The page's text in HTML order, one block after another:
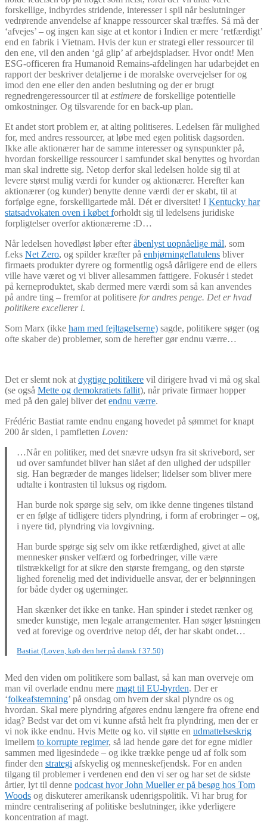
forskellige, indbyrdes stridende, interesser i spil når beslutninger
vedrørende anvendelse af knappe ressourcer skal træffes. Så må der
‘afvejes’ – og ingen kan sige at et kontor i Indien er mere ‘retfærdigt’
end en fabrik i Vietnam. Hvis der kun er strategi eller ressourcer til
den ene, vil den anden ‘gå glip’ af arbejdspladser. Hvor ondt! Men
ESG-officeren fra Humanoid Remains-afdelingen har udarbejdet en
rapport der beskriver detaljerne i de moralske overvejelser for og
imod den ene eller den anden beslutning og der er brugt
regnedrengeressourcer til at estimere de forskellige potentielle
omkostninger. Og tilsvarende for en back-up plan.
Et andet stort problem er, at alting politiseres. Ledelsen får mulighed
for, med andres ressourcer, at løbe med egen politisk dagsorden.
Ikke alle aktionærer har de samme interesser og synspunkter på,
hvordan forskellige ressourcer i samfundet skal benyttes og hvordan
man skal indrette sig. Netop derfor skal ledelsen holde sig til at
levere størst mulig værdi for kunder og aktionærer. Herefter kan
aktionærer (og kunder) benytte denne værdi der er skabt, til at
forfølge egne, forskelligartede mål. Dét er diversitet! I Kentucky har
statsadvokaten oven i købet forholdt sig til ledelsens juridiske
forpligtelser overfor aktionærerne :D…
Når ledelsen hovedløst løber efteråbenlyst uopnåelige mål, som
f.eks Net Zero, og spilder kræfter på enhjørningeflatulens bliver
firmaets produkter dyrere og formentlig også dårligere end de ellers
ville have været og vi bliver allesammen fattigere. Fokusér i stedet
på kerneproduktet, skab dermed mere værdi som så kan anvendes
på andre ting – fremfor at politisere for andres penge. Det er hvad
politikere excellerer i.
Som Marx (ikke ham med fejltagelserne) sagde, politikere søger (og
ofte skaber de) problemer, som de herefter gør endnu værre…
Det er slemt nok at dygtige politikere vil dirigere hvad vi må og skal
(se også Mette og demokratiets fallit), når private firmaer hopper
med på den galej bliver det endnu værre.
Frédéric Bastiat ramte endnu engang hovedet på sømmet for knapt
200 år siden, i pamfletten Loven:
…Når en politiker, med det snævre udsyn fra sit skrivebord, ser
ud over samfundet bliver han slået af den ulighed der udspiller
sig. Han begræder de manges lidelser; lidelser som bliver mere
udtalte i kontrasten til luksus og rigdom.
Han burde nok spørge sig selv, om ikke denne tingenes tilstand
er en følge af tidligere tiders plyndring, i form af erobringer – og,
i nyere tid, plyndring via lovgivning.
Han burde spørge sig selv om ikke retfærdighed, givet at alle
mennesker ønsker velfærd og forbedringer, ville være
tilstrækkeligt for at sikre den største fremgang, og den største
lighed forenelig med det individuelle ansvar, der er belønningen
for både dyder og ugerninger.
Han skænker det ikke en tanke. Han spinder i stedet rænker og
smeder kunstige, men legale arrangementer. Han søger løsningen
ved at forevige og overdrive netop dét, der har skabt ondet…
Bastiat (Loven, køb den her på dansk f 37.50)
Med den viden om politikere som ballast, så kan man overveje om
man vil overlade endnu mere magt til EU-byrden. Der er
‘folkeafstemning’ på onsdag om hvem der skal plyndre os og
hvordan. Skal mere plyndring afgøres endnu længere fra ofrene end
idag? Bedst var det om vi kunne afstå helt fra plyndring, men der er
vi nok ikke endnu. Hvis Mette og ko. vil støtte en udmattelseskrig
imellem to korrupte regimer, så lad hende gøre det for egne midler
sammen med ligesindede – og ikke trække penge ud af folk som
finder den strategi afskyelig og menneskefjendsk. For en anden
tilgang til problemer i verdenen end den vi ser og har set de sidste
årtier, lyt til denne podcast hvor John Mueller er på besøg hos Tom
Woods og diskuterer amerikansk udenrigspolitik. Vi har brug for
mindre centralisering af politiske beslutninger, ikke yderligere
koncentration af magt.